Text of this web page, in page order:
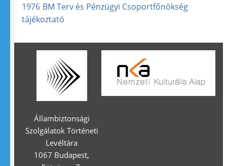
1976 BM Terv és Pénzügyi Csoportfőnökség
tájékoztató
Állambiztonsági
Szolgálatok Történeti
Levéltára
1067 Budapest,